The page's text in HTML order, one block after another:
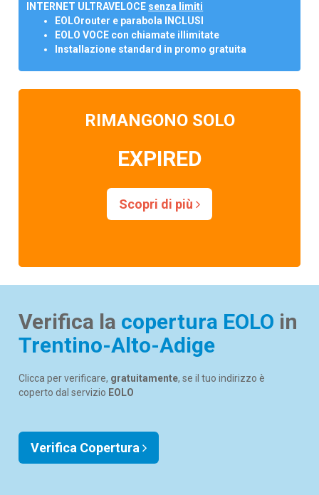
INTERNET ULTRAVELOCE senza limiti
EOLOrouter e parabola INCLUSI
EOLO VOCE con chiamate illimitate
Installazione standard in promo gratuita
RIMANGONO SOLO
EXPIRED
Scopri di più
Verifica la copertura EOLO in
Trentino-Alto-Adige
Clicca per verificare, gratuitamente, se il tuo indirizzo è
coperto dal servizio EOLO
Verifica Copertura